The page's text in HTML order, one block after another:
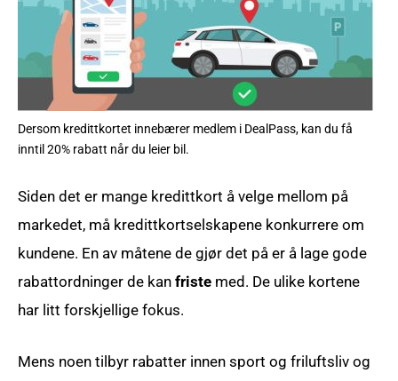
Dersom kredittkortet innebærer medlem i DealPass, kan du få
inntil 20% rabatt når du leier bil.
Siden det er mange kredittkort å velge mellom på
markedet, må kredittkortselskapene konkurrere om
kundene. En av måtene de gjør det på er å lage gode
rabattordninger de kanfriste med. De ulike kortene
har litt forskjellige fokus.
Mens noen tilbyr rabatter innen sport og friluftsliv og